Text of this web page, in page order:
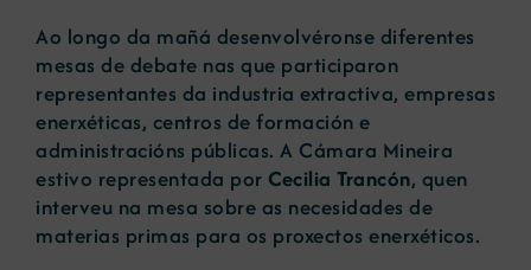
Ao longo da mañá desenvolvéronse diferentes
mesas de debate nas que participaron
representantes da industria extractiva, empresas
enerxéticas, centros de formación e
administracións públicas. A Cámara Mineira
estivo representada por Cecilia Trancón, quen
interveu na mesa sobre as necesidades de
materias primas para os proxectos enerxéticos.